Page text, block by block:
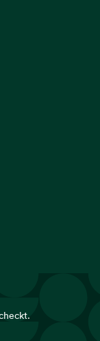
de Google Play